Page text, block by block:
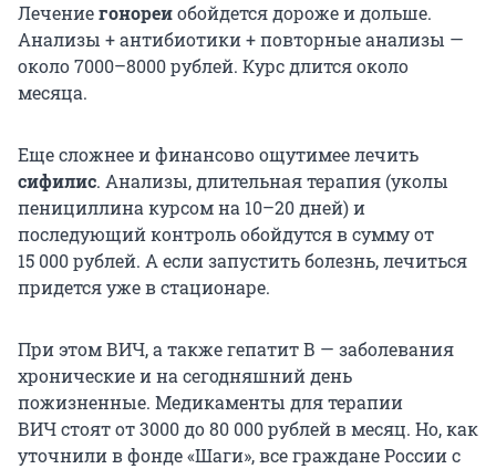
Лечениегонореиобойдется дороже и дольше.
Анализы + антибиотики + повторные анализы —
около 7000–8000 рублей. Курс длится около
месяца.
Еще сложнее и финансово ощутимее лечить
сифилис. Анализы, длительная терапия (уколы
пенициллина курсом на 10–20 дней) и
последующий контроль обойдутся в сумму от
15 000 рублей. А если запустить болезнь, лечиться
придется уже в стационаре.
При этом ВИЧ, а также гепатит В — заболевания
хронические и на сегодняшний день
пожизненные. Медикаменты для терапии
ВИЧ стоят от 3000 до 80 000 рублей в месяц. Но, как
уточнили в фонде «Шаги», все граждане России с